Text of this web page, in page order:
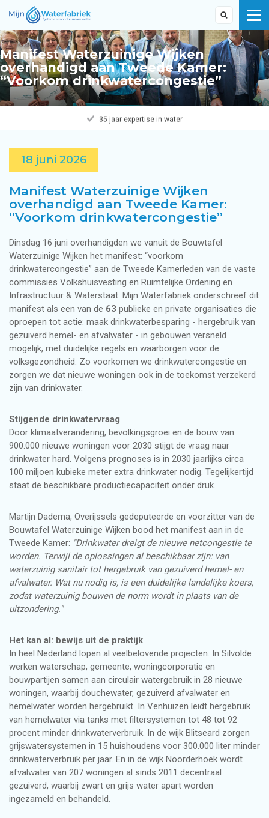
Manifest Waterzuinige Wijken
overhandigd aan Tweede Kamer:
“Voorkom drinkwatercongestie”
35 jaar expertise in water
18 juni 2026
Manifest Waterzuinige Wijken
overhandigd aan Tweede Kamer:
“Voorkom drinkwatercongestie”
Dinsdag 16 juni overhandigden we vanuit de Bouwtafel
Waterzuinige Wijken het manifest: “voorkom
drinkwatercongestie” aan de Tweede Kamerleden van de vaste
commissies Volkshuisvesting en Ruimtelijke Ordening en
Infrastructuur & Waterstaat. Mijn Waterfabriek onderschreef dit
manifest als een van de 63 publieke en private organisaties die
oproepen tot actie: maak drinkwaterbesparing - hergebruik van
gezuiverd hemel- en afvalwater - in gebouwen versneld
mogelijk, met duidelijke regels en waarborgen voor de
volksgezondheid. Zo voorkomen we drinkwatercongestie en
zorgen we dat nieuwe woningen ook in de toekomst verzekerd
zijn van drinkwater.
Stijgende drinkwatervraag
Door klimaatverandering, bevolkingsgroei en de bouw van
900.000 nieuwe woningen voor 2030 stijgt de vraag naar
drinkwater hard. Volgens prognoses is in 2030 jaarlijks circa
100 miljoen kubieke meter extra drinkwater nodig. Tegelijkertijd
staat de beschikbare productiecapaciteit onder druk.
Martijn Dadema, Overijssels gedeputeerde en voorzitter van de
Bouwtafel Waterzuinige Wijken bood het manifest aan in de
Tweede Kamer: "Drinkwater dreigt de nieuwe netcongestie te
worden. Terwijl de oplossingen al beschikbaar zijn: van
waterzuinig sanitair tot hergebruik van gezuiverd hemel- en
afvalwater. Wat nu nodig is, is een duidelijke landelijke koers,
zodat waterzuinig bouwen de norm wordt in plaats van de
uitzondering."
Het kan al: bewijs uit de praktijk
In heel Nederland lopen al veelbelovende projecten. In Silvolde
werken waterschap, gemeente, woningcorporatie en
bouwpartijen samen aan circulair watergebruik in 28 nieuwe
woningen, waarbij douchewater, gezuiverd afvalwater en
hemelwater worden hergebruikt. In Venhuizen leidt hergebruik
van hemelwater via tanks met filtersystemen tot 48 tot 92
procent minder drinkwaterverbruik. In de wijk Blitseard zorgen
grijswatersystemen in 15 huishoudens voor 300.000 liter minder
drinkwaterverbruik per jaar. En in de wijk Noorderhoek wordt
afvalwater van 207 woningen al sinds 2011 decentraal
gezuiverd, waarbij zwart en grijs water apart worden
ingezameld en behandeld.